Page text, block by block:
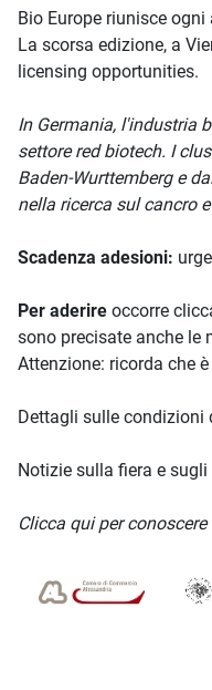
Bio Europe riunisce
La scorsa edizione, a
licensing opportunities.
In Germania, l'industria
settore red biotech. I
Baden-Wurttemberg e
nella ricerca sul cancro
Scadenza adesioni:
Per aderire occorre
sono precisate anche le
Attenzione: ricorda che
Dettagli sulle condizioni
Notizie sulla fiera e
Clicca qui per